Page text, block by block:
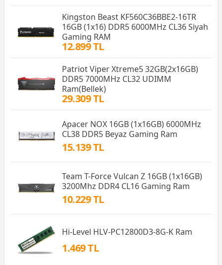
Kingston Beast KF560C36BBE2-16TR
16GB (1x16) DDR5 6000MHz CL36 Siyah
Gaming RAM
12.899 TL
Patriot Viper Xtreme5 32GB(2x16GB)
DDR5 7000MHz CL32 UDIMM
Ram(Bellek)
29.309 TL
Apacer NOX 16GB (1x16GB) 6000MHz
CL38 DDR5 Beyaz Gaming Ram
15.139 TL
Team T-Force Vulcan Z 16GB (1x16GB)
3200Mhz DDR4 CL16 Gaming Ram
10.229 TL
Hi-Level HLV-PC12800D3-8G-K Ram
1.469 TL